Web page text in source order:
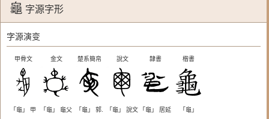
龜 字源字形
字源演变
甲骨文 金文 楚系簡帛 說文 隸書 楷書
「龜」
甲
「龜」
龜父
「龜」
郭.
「龜」
說文
「龜」
居延
「龜」